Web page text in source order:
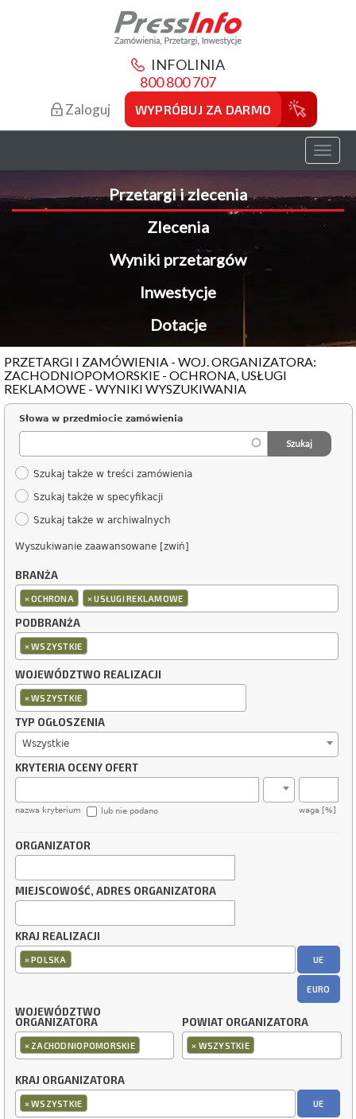
INFOLINIA
800 800 707
Zaloguj WYPRÓBUJ ZA DARMO
Toggle
Przetargi i zlecenia
Zlecenia
Wyniki przetargów
Inwestycje
Dotacje
PRZETARGI I ZAMÓWIENIA - WOJ. ORGANIZATORA:
ZACHODNIOPOMORSKIE - OCHRONA, USŁUGI
REKLAMOWE - WYNIKI WYSZUKIWANIA
Słowa w przedmiocie zamówienia
Szukaj także w treści zamówienia
Szukaj także w specyfikacji
Szukaj także w archiwalnych
Wyszukiwanie zaawansowane [zwiń]
BRANŻA
×OCHRONA ×USŁUGI REKLAMOWE
PODBRANŻA
×WSZYSTKIE
WOJEWÓDZTWO REALIZACJI
×WSZYSTKIE
TYP OGŁOSZENIA
Wszystkie
KRYTERIA OCENY OFERT
nazwa kryterium waga [%]
lub nie podano
ORGANIZATOR
MIEJSCOWOŚĆ, ADRES ORGANIZATORA
KRAJ REALIZACJI
×POLSKA UE
EURO
WOJEWÓDZTWO
ORGANIZATORA
× ZACHODNIOPOMORSKIE
POWIAT ORGANIZATORA
× WSZYSTKIE
KRAJ ORGANIZATORA
×WSZYSTKIE UE